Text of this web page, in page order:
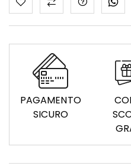
PAGAMENTO
SICURO